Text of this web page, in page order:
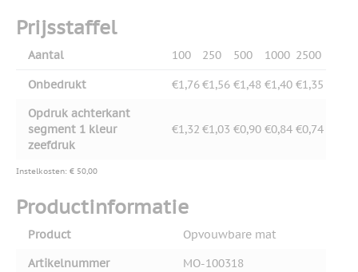
Prijsstaffel
Aantal 100 250 500 1000 2500
Onbedrukt €1,76€1,56 €1,48 €1,40 €1,35
Opdruk achterkant
segment 1 kleur
zeefdruk
€1,32 €1,03 €0,90 €0,84 €0,74
Instelkosten: € 50,00
Productinformatie
Product
Opvouwbare mat
Artikelnummer
MO-100318